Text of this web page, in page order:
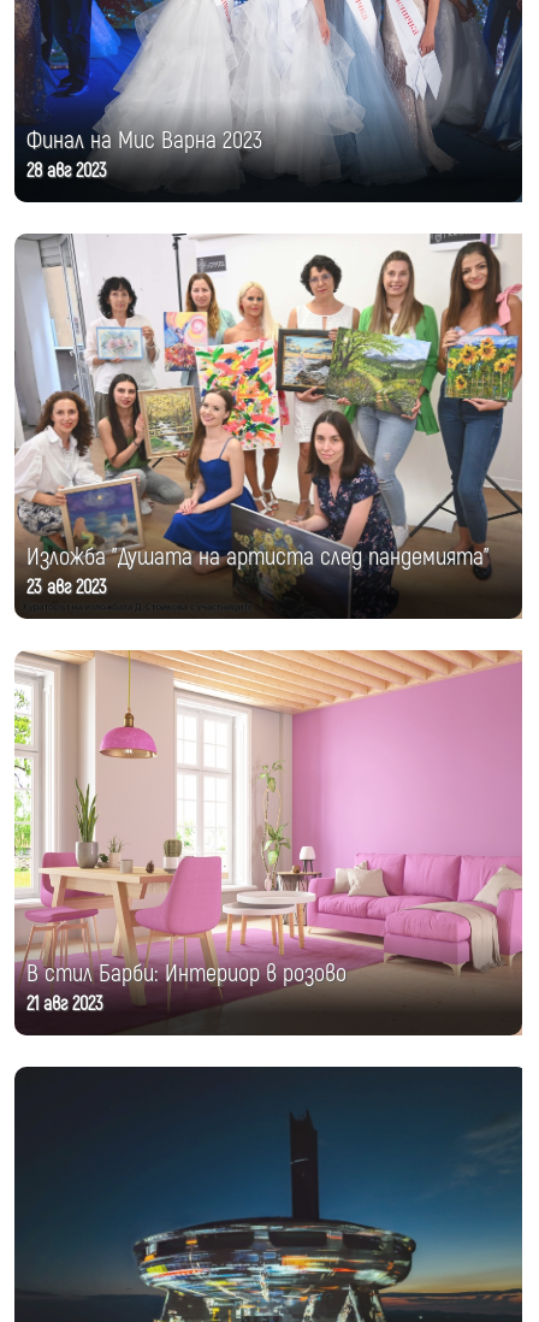
Финал на Мис Варна 2023
28 авг 2023
Изложба "Душата на артиста след пандемията"
23 авг 2023
В стил Барби: Интериор в розово
21 авг 2023